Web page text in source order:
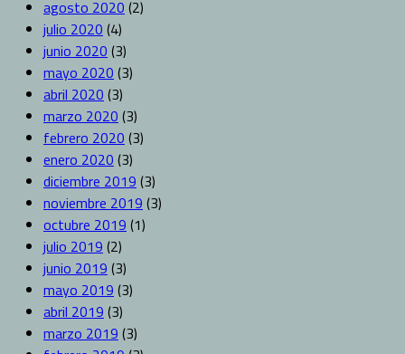
agosto 2020 (2)
julio 2020 (4)
junio 2020 (3)
mayo 2020 (3)
abril 2020 (3)
marzo 2020 (3)
febrero 2020 (3)
enero 2020 (3)
diciembre 2019 (3)
noviembre 2019 (3)
octubre 2019 (1)
julio 2019 (2)
junio 2019 (3)
mayo 2019 (3)
abril 2019 (3)
marzo 2019 (3)